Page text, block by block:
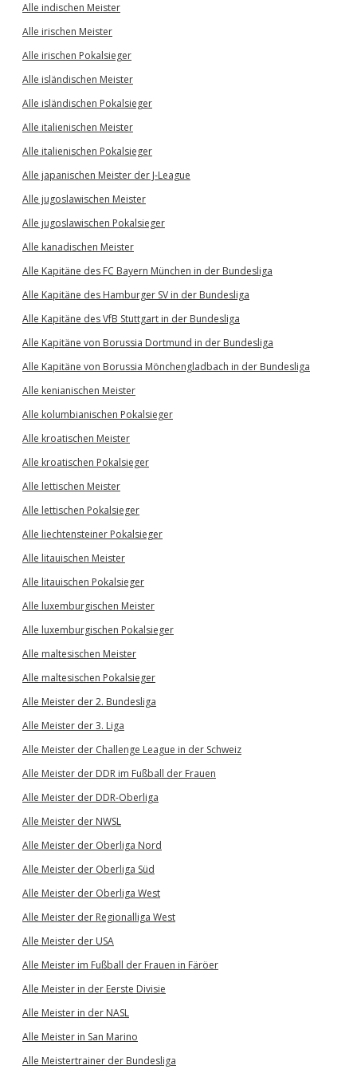
Alle indischen Meister
Alle irischen Meister
Alle irischen Pokalsieger
Alle isländischen Meister
Alle isländischen Pokalsieger
Alle italienischen Meister
Alle italienischen Pokalsieger
Alle japanischen Meister der J-League
Alle jugoslawischen Meister
Alle jugoslawischen Pokalsieger
Alle kanadischen Meister
Alle Kapitäne des FC Bayern München in der Bundesliga
Alle Kapitäne des Hamburger SV in der Bundesliga
Alle Kapitäne des VfB Stuttgart in der Bundesliga
Alle Kapitäne von Borussia Dortmund in der Bundesliga
Alle Kapitäne von Borussia Mönchengladbach in der Bundesliga
Alle kenianischen Meister
Alle kolumbianischen Pokalsieger
Alle kroatischen Meister
Alle kroatischen Pokalsieger
Alle lettischen Meister
Alle lettischen Pokalsieger
Alle liechtensteiner Pokalsieger
Alle litauischen Meister
Alle litauischen Pokalsieger
Alle luxemburgischen Meister
Alle luxemburgischen Pokalsieger
Alle maltesischen Meister
Alle maltesischen Pokalsieger
Alle Meister der 2. Bundesliga
Alle Meister der 3. Liga
Alle Meister der Challenge League in der Schweiz
Alle Meister der DDR im Fußball der Frauen
Alle Meister der DDR-Oberliga
Alle Meister der NWSL
Alle Meister der Oberliga Nord
Alle Meister der Oberliga Süd
Alle Meister der Oberliga West
Alle Meister der Regionalliga West
Alle Meister der USA
Alle Meister im Fußball der Frauen in Färöer
Alle Meister in der Eerste Divisie
Alle Meister in der NASL
Alle Meister in San Marino
Alle Meistertrainer der Bundesliga